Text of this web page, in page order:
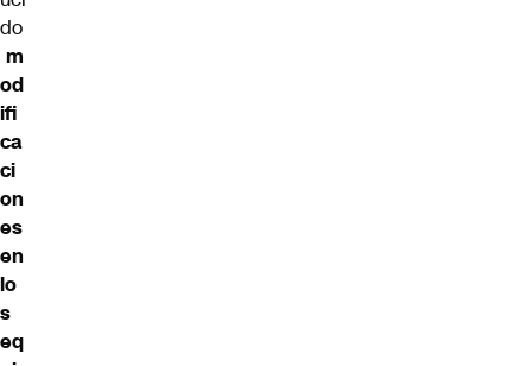
do
m
od
ifi
ca
ci
on
es
en
lo
s
eq